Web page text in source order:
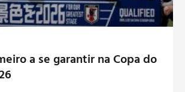
a se garantir na Copa do